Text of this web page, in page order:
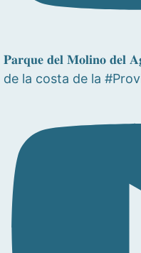
𝐏𝐚𝐫𝐪𝐮𝐞 𝐝𝐞𝐥 𝐌𝐨𝐥𝐢𝐧𝐨
de la costa de la